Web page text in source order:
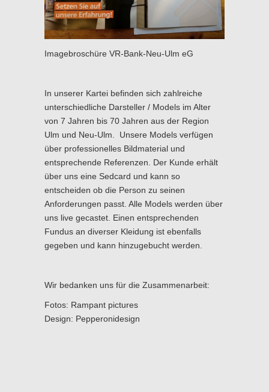
Imagebroschüre VR-Bank-Neu-Ulm eG
In unserer Kartei befinden sich zahlreiche
unterschiedliche Darsteller / Models im Alter
von 7 Jahren bis 70 Jahren aus der Region
Ulm und Neu-Ulm. Unsere Models verfügen
über professionelles Bildmaterial und
entsprechende Referenzen. Der Kunde erhält
über uns eine Sedcard und kann so
entscheiden ob die Person zu seinen
Anforderungen passt. Alle Models werden über
uns live gecastet. Einen entsprechenden
Fundus an diverser Kleidung ist ebenfalls
gegeben und kann hinzugebucht werden.
Wir bedanken uns für die Zusammenarbeit:
Fotos: Rampant pictures
Design: Pepperonidesign